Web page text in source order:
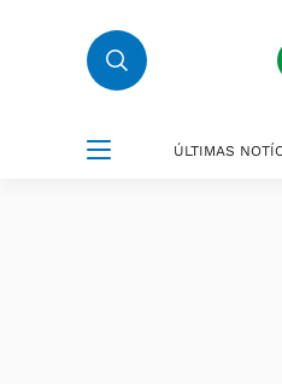
ÚLTIMAS